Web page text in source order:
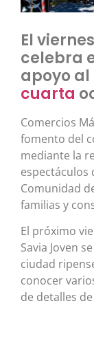
El
celebra
apoyo
cuarta
Comercios
fomento del
mediante la
espectáculos
Comunidad
familias y
El próximo
Savia Joven
ciudad
conocer
de detalles